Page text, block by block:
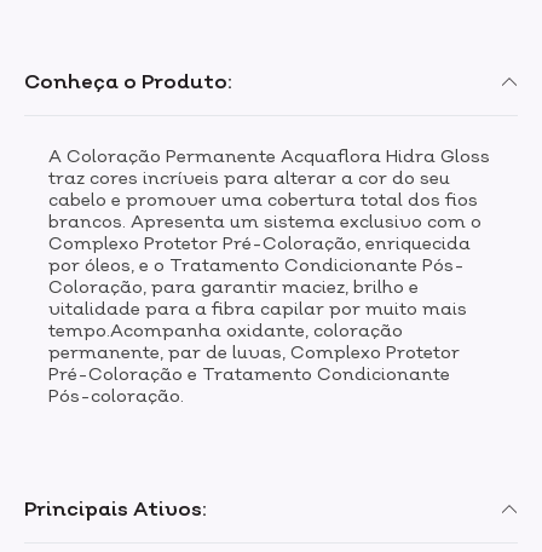
Principais Ativos:
Conheça o Produto:
A Coloração Permanente Acquaflora Hidra Gloss
traz cores incríveis para alterar a cor do seu
cabelo e promover uma cobertura total dos fios
brancos. Apresenta um sistema exclusivo com o
Complexo Protetor Pré-Coloração, enriquecida
por óleos, e o Tratamento Condicionante Pós-
Coloração, para garantir maciez, brilho e
vitalidade para a fibra capilar por muito mais
tempo.Acompanha oxidante, coloração
permanente, par de luvas, Complexo Protetor
Pré-Coloração e Tratamento Condicionante
Pós-coloração.